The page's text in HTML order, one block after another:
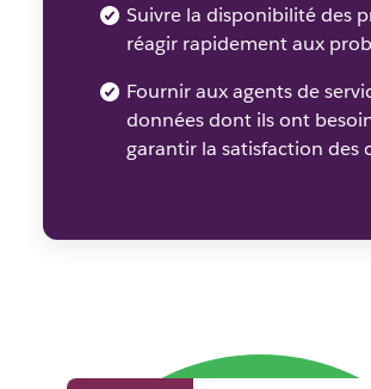
Suivre la disponibilité des
réagir rapidement aux
Fournir aux agents de
données dont ils ont
garantir la satisfaction des